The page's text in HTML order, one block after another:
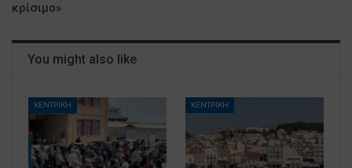
κρίσιμο»
You might also like
ΚΕΝΤΡΙΚΗ ΚΕΝΤΡΙΚΗ